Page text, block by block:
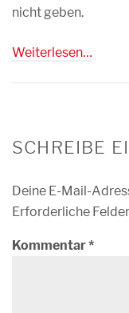
nicht geben.
Weiterlesen…
SCHREIBE
Deine E-Mail-
Erforderliche
Kommentar*